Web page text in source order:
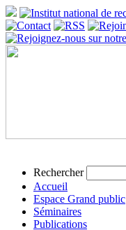
Rechercher
Accueil
Espace Grand public
Séminaires
Publications